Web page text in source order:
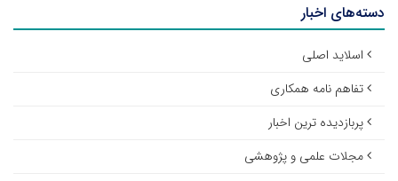
دسته‌های اخبار
اسلاید اصلی
تفاهم نامه همکاری
پربازدیده ترین اخبار
مجلات علمی و پژوهشی